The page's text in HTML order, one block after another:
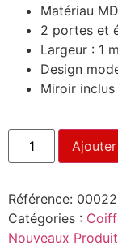
Matériau
2 portes et
Largeur : 1
Design
Miroir
Référence:
Catégories :
Nouveaux Produit